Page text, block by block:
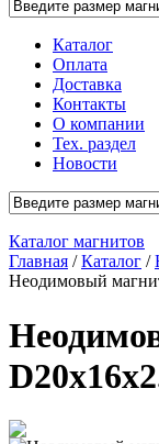
Каталог
Оплата
Доставка
Контакты
О компании
Тех. раздел
Новости
Каталог магнитов
Главная /Каталог /
Неодимовый